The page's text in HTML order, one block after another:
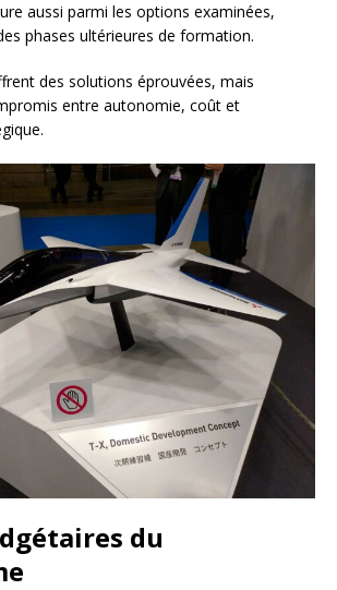
aussi parmi les options examinées,
phases ultérieures de formation.
des solutions éprouvées, mais
entre autonomie, coût et
du